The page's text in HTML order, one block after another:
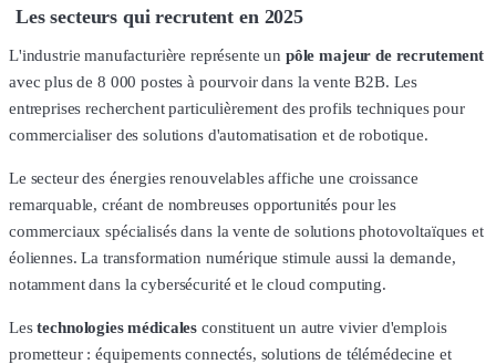
Les secteurs qui recrutent en 2025
L'industrie manufacturière représente un pôle majeur de recrutement
avec plus de 8 000 postes à pourvoir dans la vente B2B. Les
entreprises recherchent particulièrement des profils techniques pour
commercialiser des solutions d'automatisation et de robotique.
Le secteur des énergies renouvelables affiche une croissance
remarquable, créant de nombreuses opportunités pour les
commerciaux spécialisés dans la vente de solutions photovoltaïques et
éoliennes. La transformation numérique stimule aussi la demande,
notamment dans la cybersécurité et le cloud computing.
Lestechnologies médicales constituent un autre vivier d'emplois
prometteur : équipements connectés, solutions de télémédecine et